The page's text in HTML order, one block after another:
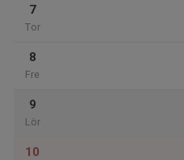
7
Tor
8
Fre
9
Lör
10